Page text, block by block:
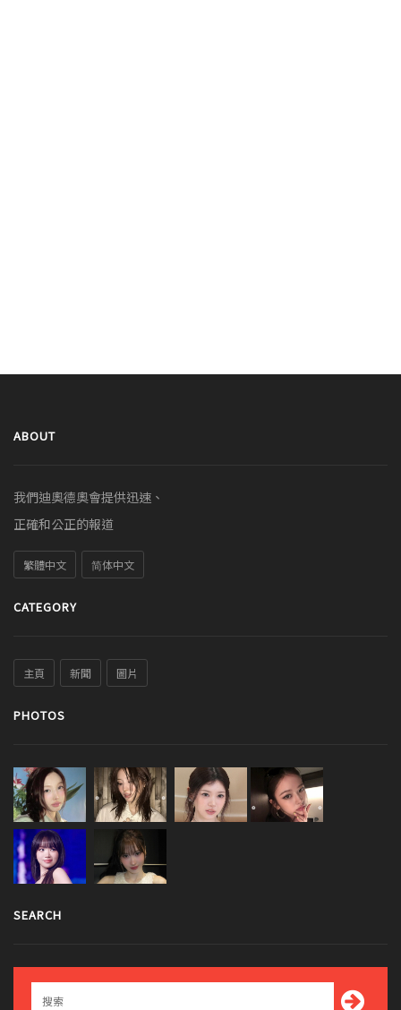
ABOUT
我們迪奧德奧會提供迅速、
正確和公正的報道
繁體中文 简体中文
CATEGORY
主頁 新聞 圖片
PHOTOS
SEARCH